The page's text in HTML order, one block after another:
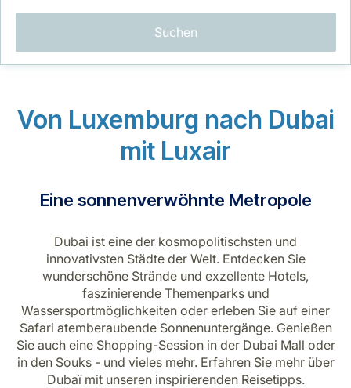
LuxairGroup
Karriere bei LuxairGroup
Suchen
Von Luxemburg nach Dubai
mit Luxair
Eine sonnenverwöhnte Metropole
Dubai ist eine der kosmopolitischsten und
innovativsten Städte der Welt. Entdecken Sie
wunderschöne Strände und exzellente Hotels,
faszinierende Themenparks und
Wassersportmöglichkeiten oder erleben Sie auf einer
Safari atemberaubende Sonnenuntergänge. Genießen
Sie auch eine Shopping-Session in der Dubai Mall oder
in den Souks - und vieles mehr. Erfahren Sie mehr über
Dubaï mit unseren inspirierenden Reisetipps.